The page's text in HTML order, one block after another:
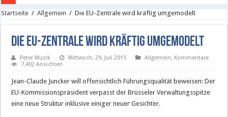
Startseite / Allgemein / Die EU-Zentrale wird kräftig umgemodelt
Die EU-Zentrale wird kräftig umgemodelt
Peter Muzik Mittwoch, 29. Juli 2015 Allgemein, Kommentare
7,402 Ansichten
Jean-Claude Juncker will offensichtlich Führungsqualität beweisen: Der
EU-Kommissionspräsident verpasst der Brüsseler Verwaltungsspitze
eine neue Struktur inklusive einiger neuer Gesichter.